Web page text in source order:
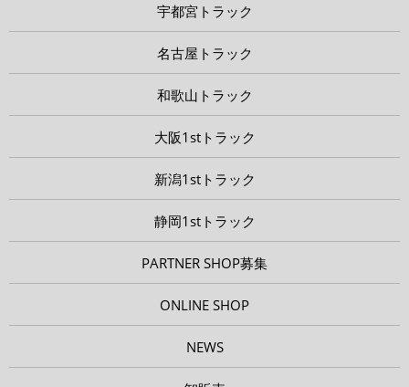
宇都宮トラック
名古屋トラック
和歌山トラック
大阪1stトラック
新潟1stトラック
静岡1stトラック
PARTNER SHOP募集
ONLINE SHOP
NEWS